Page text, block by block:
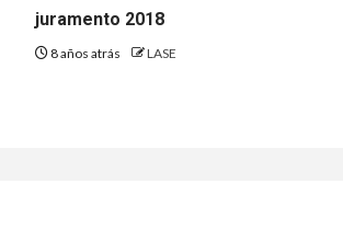
juramento 2018
8 años atrás LASE